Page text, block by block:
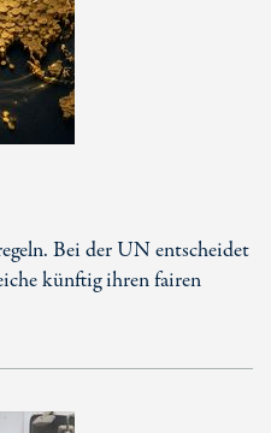
Bei der UN entscheidet
künftig ihren fairen